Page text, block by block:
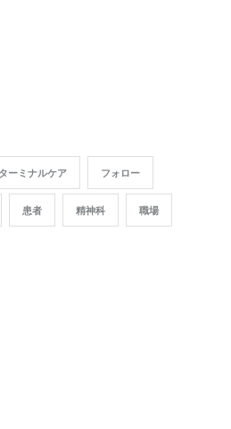
ターミナルケア フォロー
患者 精神科 職場